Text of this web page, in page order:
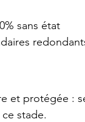
sans état
et protégée :
stade.